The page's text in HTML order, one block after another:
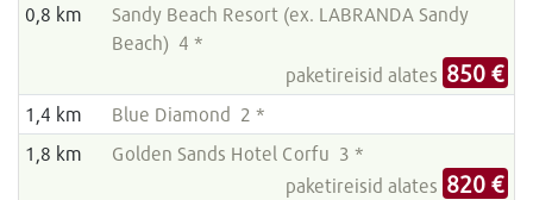
0,8 km
Sandy Beach Resort (ex. LABRANDA Sandy
Beach) 4 *
paketireisid alates 850 €
1,4 km
Blue Diamond 2 *
1,8 km
Golden Sands Hotel Corfu 3 *
paketireisid alates 820 €